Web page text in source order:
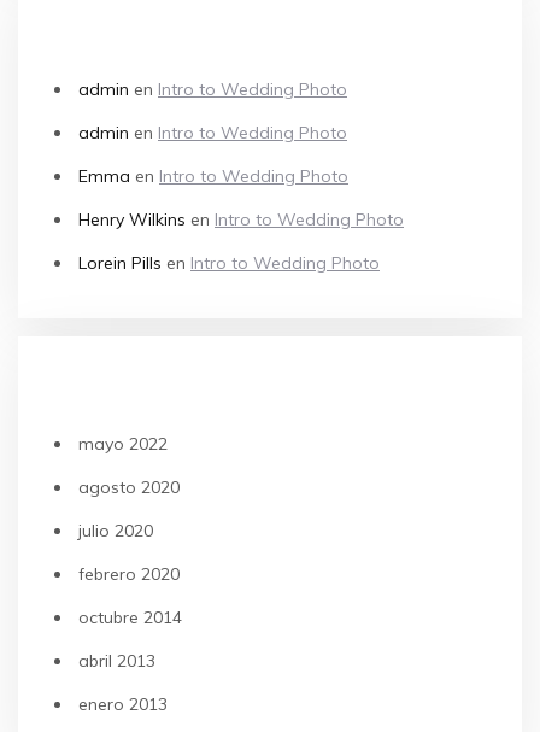
admin en Intro to Wedding Photo
admin en Intro to Wedding Photo
Emma en Intro to Wedding Photo
Henry Wilkins en Intro to Wedding Photo
Lorein Pills en Intro to Wedding Photo
mayo 2022
agosto 2020
julio 2020
febrero 2020
octubre 2014
abril 2013
enero 2013